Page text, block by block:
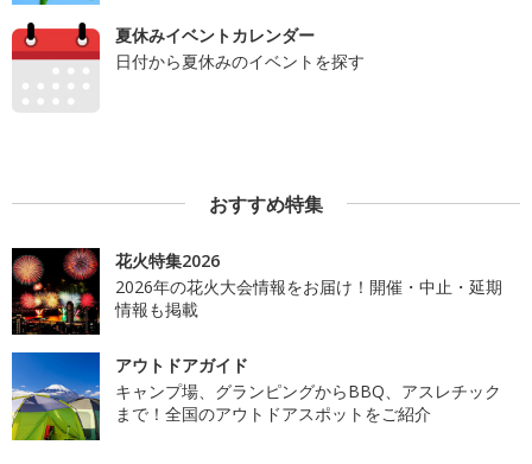
夏休みイベントカレンダー
日付から夏休みのイベントを探す
おすすめ特集
花火特集2026
2026年の花火大会情報をお届け！開催・中止・延期
情報も掲載
アウトドアガイド
キャンプ場、グランピングからBBQ、アスレチック
まで！全国のアウトドアスポットをご紹介